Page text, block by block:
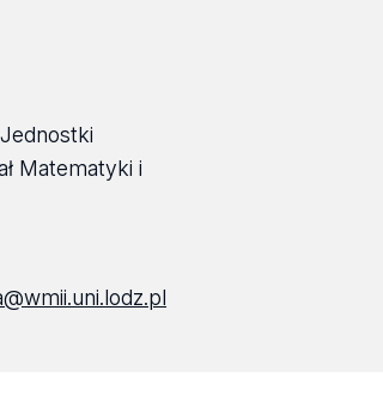
Matematyki i